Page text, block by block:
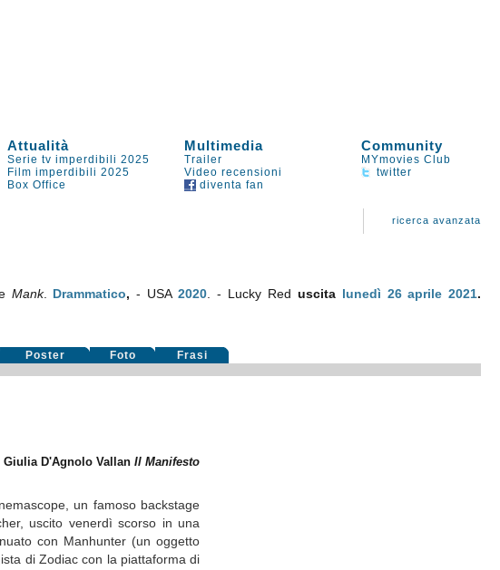
Attualità Multimedia Community
Serie tv imperdibili 2025 Trailer
MYmovies Club
Film imperdibili 2025 Video recensioni
twitter
Box Office diventa fan
ricerca avanzata
Mank. Drammatico,- USA2020 . - Lucky Red uscita lunedì 26 aprile 2021.
Poster Foto Frasi
Giulia D'Agnolo VallanIl Manifesto
un famoso backstage
uscito venerdì scorso in una
con Manhunter (un oggetto
di Zodiac con la piattaforma di